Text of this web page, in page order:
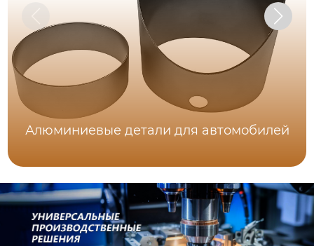
Алюминиевые детали для автомобилей